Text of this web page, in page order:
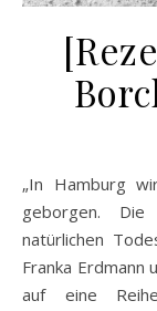
„In Hamburg wird die Leiche einer Frau aus der Elbe
geborgen.
natürlichen
Franka Erdmann
auf eine